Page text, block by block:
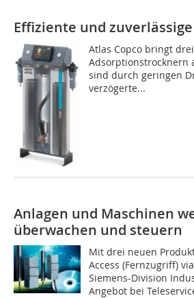
Effiziente und
Atlas Copco bringt
Adsorptions­trocknern
sind durch geringen
verzögerte...
Anlagen und Maschinen
überwachen und steuern
Mit drei neuen
Access (Fernzugriff)
Siemens-Division
Angebot bei